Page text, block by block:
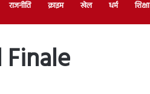
राजनीति क्राइम खेल धर्म शिक्षा
Finale